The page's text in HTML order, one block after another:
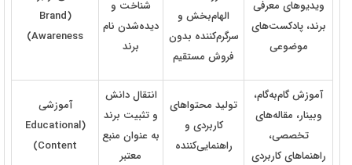
ویدیوهای معرفی
برند، پادکست‌های
موضوعی
الهام‌بخش و
سرگرم‌کننده بدون
فروش مستقیم
شناخت و
دیده‌شدن نام
برند
(Brand
Awareness)
آموزش گام‌به‌گام،
وبینار، مقاله‌های
تخصصی،
راهنماهای کاربردی
تولید محتواهای
کاربردی و
راهنمایی‌کننده
انتقال دانش
و تثبیت برند
به عنوان منبع
معتبر
آموزشی
(Educational
Content)